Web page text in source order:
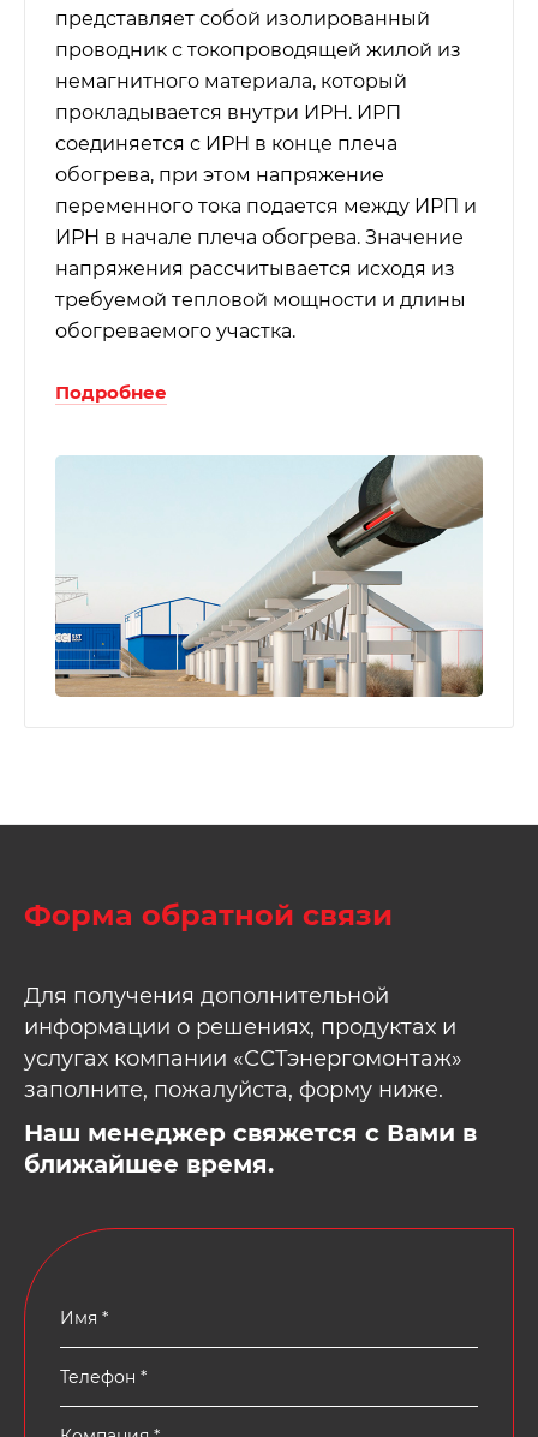
представляет собой изолированный
проводник с токопроводящей жилой из
немагнитного материала, который
прокладывается внутри ИРН. ИРП
соединяется с ИРН в конце плеча
обогрева, при этом напряжение
переменного тока подается между ИРП и
ИРН в начале плеча обогрева. Значение
напряжения рассчитывается исходя из
требуемой тепловой мощности и длины
обогреваемого участка.
Подробнее
Форма обратной связи
Для получения дополнительной
информации о решениях, продуктах и
услугах компании «ССТэнергомонтаж»
заполните, пожалуйста, форму ниже.
Наш менеджер свяжется с Вами в
ближайшее время.